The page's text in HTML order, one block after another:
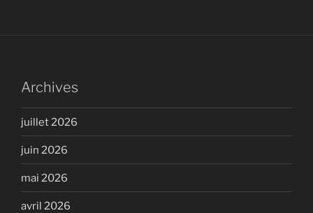
Archives
juillet 2026
juin 2026
mai 2026
avril 2026